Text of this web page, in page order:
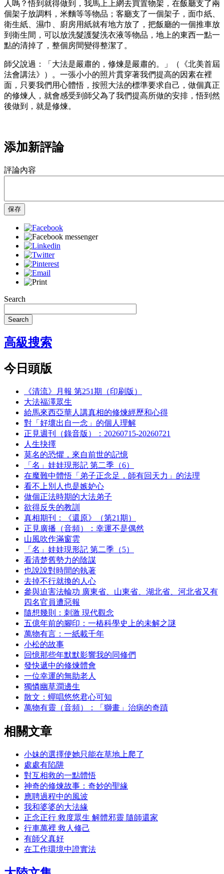
人嗎？悟到就得做到，我馬上上網去買置物架，在飯廳支了兩
個架子放調料，米麵等等物品；客廳支了一個架子，面巾紙、
衛生紙、濕巾、廚房用紙就有地方放了，把飯廳的一個推車放
到衛生間，可以放洗髮護髮洗衣液等物品，地上的東西一點一
點的清掉了，整個房間變得整潔了。
師父說過：「大法是嚴肅的，修煉是嚴肅的。」（《北美首屆
法會講法》）。一張小小的照片貫穿著我們提高的因素在裡
面，只要我們用心體悟，按照大法的標準要求自己，做個真正
的修煉人，就會感受到師父為了我們提高所做的安排，悟到然
後做到，就是修煉。
添加新評論
評論內容
保存
Search
Search
高級搜索
今日頭版
《清流》月報 第251期（印刷版）
大法福澤眾生
給馬來西亞華人講真相的修煉經歷和心得
對「好壞出自一念」的個人理解
正見週刊（錄音版）：20260715-20260721
人生抉擇
莫名的恐懼，來自前世的記憶
「名」娃娃現形記 第二季（6）
在魔難中體悟「弟子正念足，師有回天力」的法理
看不上別人也是嫉妒心
做個正法時期的大法弟子
欲得反失的教訓
真相期刊：《還原》（第21期）
正見廣播（音頻）：幸運不是偶然
山風吹作滿窗雲
「名」娃娃現形記 第二季（5）
看清楚舊勢力的陰謀
也說說對時間的執著
去掉不行就換的人心
參與迫害法輪功 廣東省、山東省、湖北省、河北省又有
四名官員遭惡報
隨想幾則：刺激 現代觀念
五億年前的腳印：一樁科學史上的未解之謎
萬物有言：一紙載千年
小松的故事
回憶那些年默默影響我的同修們
發快遞中的修煉體會
一位幸運的無助老人
獨憐幽草澗邊生
散文：蟬唱悠悠君心可知
萬物有靈（音頻）：「獅畫」治病的奇蹟
相關文章
小妹的選擇使她只能在草地上爬了
處處有陷阱
對互相救的一點體悟
神奇的修煉故事：奇妙的聖緣
應聘過程中的風波
我和婆婆的大法緣
正念正行 救度眾生 解體邪靈 隨師還家
行車萬裡 救人修己
有師父真好
在工作環境中證實法